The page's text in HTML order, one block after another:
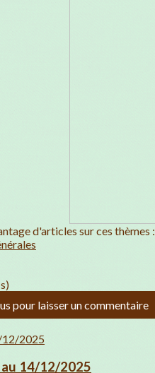
d'articles sur ces thèmes :
pour laisser un commentaire
14/12/2025